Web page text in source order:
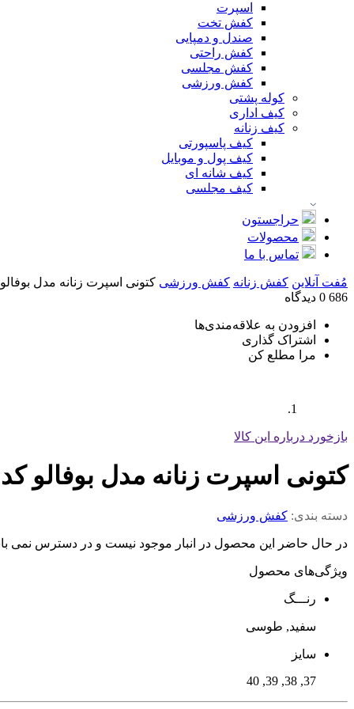
اسپرت
کفش تخت
صندل و دمپایی
کفش راحتی
کفش مجلسی
کفش ورزشی
کوله پشتی
کیف اداری
کیف زنانه
کیف پاسپورتی
کیف پول و موبایل
کیف شانه ای
کیف مجلسی
حراجستون
محصولات
تماس با ما
مُفت آنلاین کفش زنانه کفش ورزشی کتونی اسپرت زنانه مدل بوفالو
686 0 دیدگاه
افزودن به علاقه‌مندی‌ها
اشتراک گذاری
مرا مطلع کن
بازخورد درباره این کالا
کتونی اسپرت زنانه مدل بوفالو کد
دسته بندی: کفش ورزشی
در حال حاضر این محصول در انبار موجود نیست و در دسترس نمی
ویژگی‌های محصول
رنـــگ
سفید, طوسی
سایز
37, 38, 39, 40